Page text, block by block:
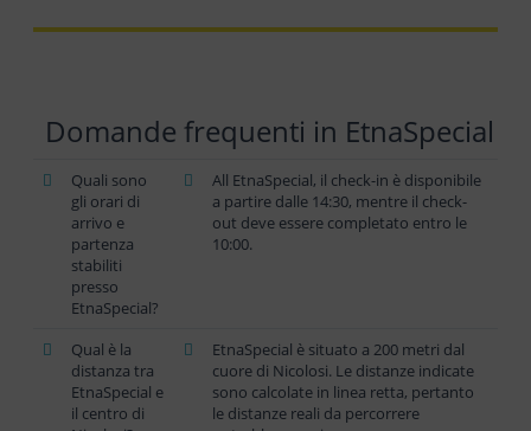
Domande frequenti in EtnaSpecial
Quali sono
gli orari di
arrivo e
partenza
stabiliti
presso
EtnaSpecial?
All EtnaSpecial, il check-in è disponibile
a partire dalle 14:30, mentre il check-
out deve essere completato entro le
10:00.
Qual è la
distanza tra
EtnaSpecial e
il centro di
EtnaSpecial è situato a 200 metri dal
cuore di Nicolosi. Le distanze indicate
sono calcolate in linea retta, pertanto
le distanze reali da percorrere